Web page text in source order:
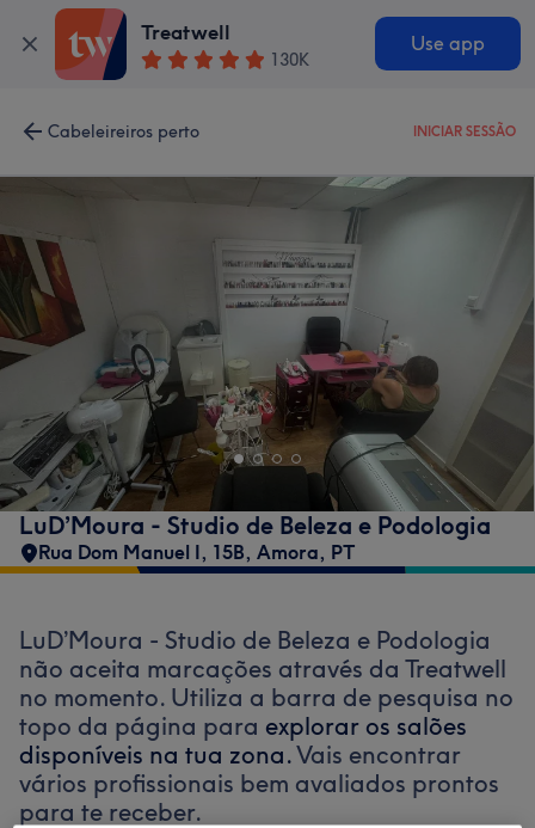
Treatwell
130K
Use app
Cabeleireiros perto INICIAR SESSÃO
LuD’Moura - Studio de Beleza e Podologia
Rua Dom Manuel I, 15B, Amora, PT
LuD’Moura - Studio de Beleza e Podologia
não aceita marcações através da Treatwell
no momento. Utiliza a barra de pesquisa no
topo da página para explorar os salões
disponíveis na tua zona.Vais encontrar
vários profissionais bem avaliados prontos
para te receber.